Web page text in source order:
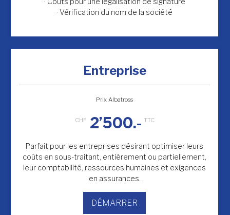
· Vérification du nom de la société
Entreprise
Prix Albatross
2’500.-
Parfait pour les entreprises désirant optimiser leurs
coûts en sous-traitant, entièrement ou partiellement,
leur comptabilité, ressources humaines et exigences
en assurances.
DÉMARRER